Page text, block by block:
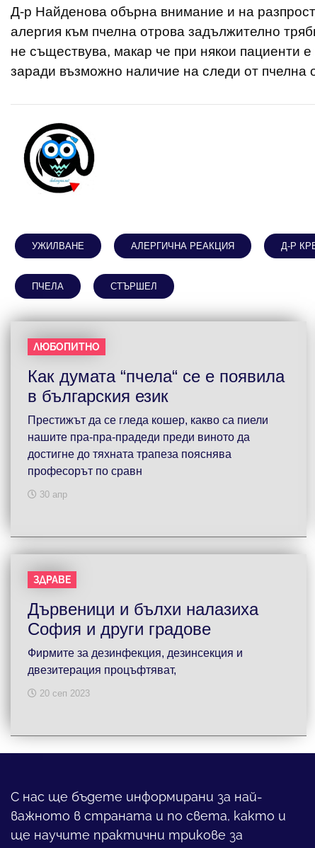
Д-р Найденова обърна внимание и на
алергия към пчелна отрова задължително
не съществува, макар че при някои пациенти
заради възможно наличие на следи от пчелна
УЖИЛВАНЕ АЛЕРГИЧНА РЕАКЦИЯ Д-Р
ПЧЕЛА СТЪРШЕЛ
ЛЮБОПИТНО
Как думата “пчела“ се е появила
в българския език
Престижът да се гледа кошер, какво са пиели
нашите пра-пра-прадеди преди виното да
достигне до тяхната трапеза пояснява
професорът по сравн
30 апр
ЗДРАВЕ
Дървеници и бълхи налазиха
София и други градове
Фирмите за дезинфекция, дезинсекция и
двезитерация процъфтяват,
20 сеп 2023
С нас ще бъдете информирани за най-
важното в страната и по света, както и
ще научите практични трикове за